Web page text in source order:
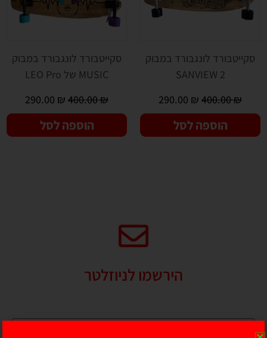
סקייטבורד לונגבורד במבוק
SANVIEW 2
400.00₪
290.00 ₪
הוספה לסל
סקייטבורד לונגבורד במבוק
MUSIC של LEO Pro
400.00₪
290.00 ₪
הוספה לסל
הירשמו לניוזלטר